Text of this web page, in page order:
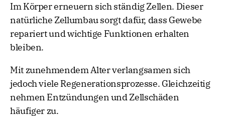
Im Körper erneuern sich ständig Zellen. Dieser
natürliche Zellumbau sorgt dafür, dass Gewebe
repariert und wichtige Funktionen erhalten
bleiben.
Mit zunehmendem Alter verlangsamen sich
jedoch viele Regenerationsprozesse. Gleichzeitig
nehmen Entzündungen und Zellschäden
häufiger zu.